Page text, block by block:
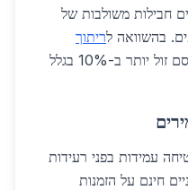
חבילות משולבות של
ריתוך
, כפר קאסם זול יותר ב-10% בגלל
עמידות בפני רעידות
חינם על הזמנות